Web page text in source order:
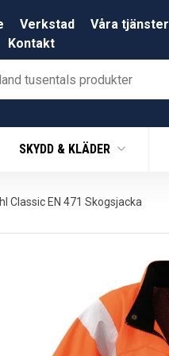
Verkstad Våra tjänster
Kontakt
SKYDD & KLÄDER
Classic EN 471 Skogsjacka